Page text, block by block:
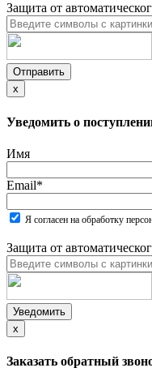
Защита от
Отправить
x
Уведомить о
Имя
Email*
Я согласен на обработку
Защита от
Уведомить
x
Заказать обратный